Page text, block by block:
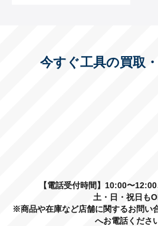
今すぐ工具の買取
【電話受付時間】10:00〜
土・日・祝日も
※商品や在庫など店舗に関するお問い
へお電話くださ